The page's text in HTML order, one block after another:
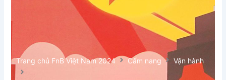
Trang chủ FnB Việt Nam 2024 Cẩm nang Vận hành